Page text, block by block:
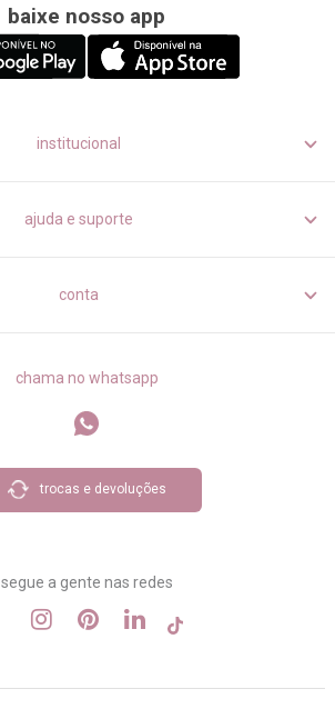
baixe nosso app
institucional
ajuda e suporte
conta
chama no whatsapp
trocas e devoluções
segue a gente nas redes